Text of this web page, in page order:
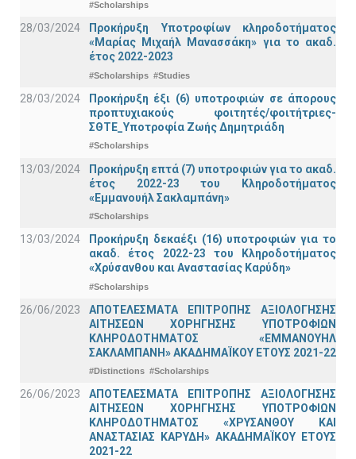
#Scholarships
28/03/2024
Προκήρυξη Υποτροφίων κληροδοτήματος
«Μαρίας Μιχαήλ Μανασσάκη» για το ακαδ.
έτος 2022-2023
#Scholarships #Studies
28/03/2024
Προκήρυξη έξι (6) υποτροφιών σε άπορους
προπτυχιακούς φοιτητές/φοιτήτριες-
ΣΘΤΕ_Υποτροφία Ζωής Δημητριάδη
#Scholarships
13/03/2024
Προκήρυξη επτά (7) υποτροφιών για το ακαδ.
έτος 2022-23 του Κληροδοτήματος
«Εμμανουήλ Σακλαμπάνη»
#Scholarships
13/03/2024
Προκήρυξη δεκαέξι (16) υποτροφιών για το
ακαδ. έτος 2022-23 του Κληροδοτήματος
«Χρύσανθου και Αναστασίας Καρύδη»
#Scholarships
26/06/2023
ΑΠΟΤΕΛΕΣΜΑΤΑ ΕΠΙΤΡΟΠΗΣ ΑΞΙΟΛΟΓΗΣΗΣ
ΑΙΤΗΣΕΩΝ ΧΟΡΗΓΗΣΗΣ ΥΠΟΤΡΟΦΙΩΝ
ΚΛΗΡΟΔΟΤΗΜΑΤΟΣ «ΕΜΜΑΝΟΥΗΛ
ΣΑΚΛΑΜΠΑΝΗ» ΑΚΑΔΗΜΑΪΚΟΥ ΕΤΟΥΣ 2021-22
#Distinctions #Scholarships
26/06/2023
ΑΠΟΤΕΛΕΣΜΑΤΑ ΕΠΙΤΡΟΠΗΣ ΑΞΙΟΛΟΓΗΣΗΣ
ΑΙΤΗΣΕΩΝ ΧΟΡΗΓΗΣΗΣ ΥΠΟΤΡΟΦΙΩΝ
ΚΛΗΡΟΔΟΤΗΜΑΤΟΣ «ΧΡΥΣΑΝΘΟΥ ΚΑΙ
ΑΝΑΣΤΑΣΙΑΣ ΚΑΡΥΔΗ» ΑΚΑΔΗΜΑΪΚΟΥ ΕΤΟΥΣ
2021-22